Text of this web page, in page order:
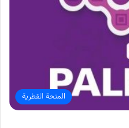
المنحة القطرية